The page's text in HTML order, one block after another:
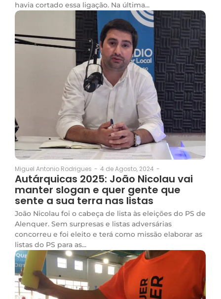
havia cortado essa ligação. Na última...
Miguel Antonio Rodrigues - 4 de Agosto, 2024 -
Autárquicas 2025: João Nicolau vai
manter slogan e quer gente que
sente a sua terra nas listas
João Nicolau foi o cabeça de lista às eleições do PS de
Alenquer. Sem surpresas e listas adversárias
concorreu e foi eleito e terá como missão elaborar as
listas do PS para as...